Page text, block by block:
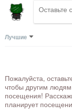
Лучшие
Пожалуйста,
чтобы другим
посещения!
планирует